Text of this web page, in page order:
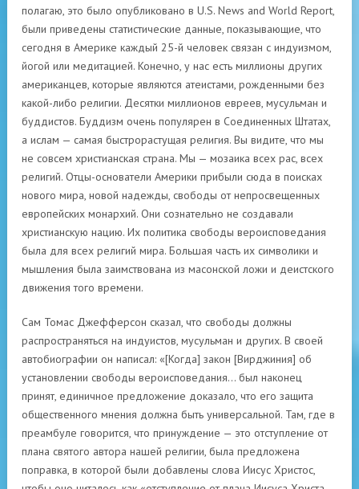
полагаю, это было опубликовано в U.S. News and World Report,
были приведены статистические данные, показывающие, что
сегодня в Америке каждый 25-й человек связан с индуизмом,
йогой или медитацией. Конечно, у нас есть миллионы других
американцев, которые являются атеистами, рожденными без
какой-либо религии. Десятки миллионов евреев, мусульман и
буддистов. Буддизм очень популярен в Соединенных Штатах,
а ислам — самая быстрорастущая религия. Вы видите, что мы
не совсем христианская страна. Мы — мозаика всех рас, всех
религий. Отцы-основатели Америки прибыли сюда в поисках
нового мира, новой надежды, свободы от непросвещенных
европейских монархий. Они сознательно не создавали
христианскую нацию. Их политика свободы вероисповедания
была для всех религий мира. Большая часть их символики и
мышления была заимствована из масонской ложи и деистского
движения того времени.
Сам Томас Джефферсон сказал, что свободы должны
распространяться на индуистов, мусульман и других. В своей
автобиографии он написал: «[Когда] закон [Вирджиния] об
установлении свободы вероисповедания… был наконец
принят, единичное предложение доказало, что его защита
общественного мнения должна быть универсальной. Там, где в
преамбуле говорится, что принуждение — это отступление от
плана святого автора нашей религии, была предложена
поправка, в которой были добавлены слова Иисус Христос,